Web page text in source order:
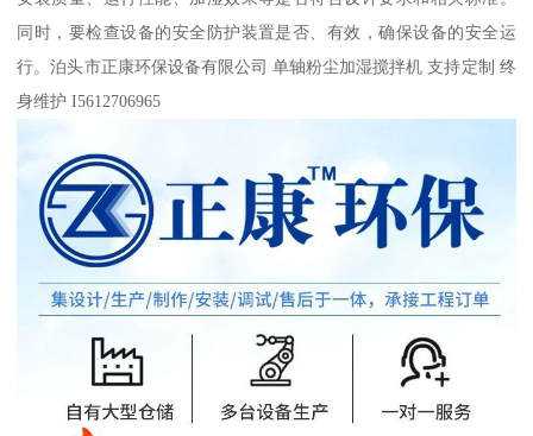
同时，要检查设备的安全防护装置是否、有效，确保设备的安全运
行。泊头市正康环保设备有限公司 单轴粉尘加湿搅拌机 支持定制 终
身维护 I5612706965